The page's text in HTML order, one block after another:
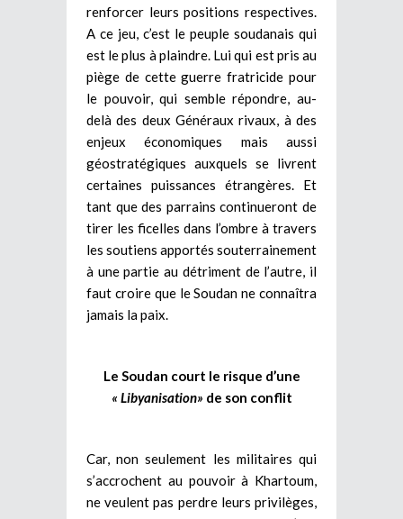
renforcer leurs positions respectives.
A ce jeu, c’est le peuple soudanais qui
est le plus à plaindre. Lui qui est pris au
piège de cette guerre fratricide pour
le pouvoir, qui semble répondre, au-
delà des deux Généraux rivaux, à des
enjeux économiques mais aussi
géostratégiques auxquels se livrent
certaines puissances étrangères. Et
tant que des parrains continueront de
tirer les ficelles dans l’ombre à travers
les soutiens apportés souterrainement
à une partie au détriment de l’autre, il
faut croire que le Soudan ne connaîtra
jamais la paix.
Le Soudan court le risque d’une
« Libyanisation» de son conflit
Car, non seulement les militaires qui
s’accrochent au pouvoir à Khartoum,
ne veulent pas perdre leurs privilèges,